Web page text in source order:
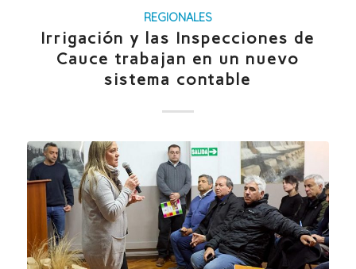
REGIONALES
Irrigación y las Inspecciones de
Cauce trabajan en un nuevo
sistema contable